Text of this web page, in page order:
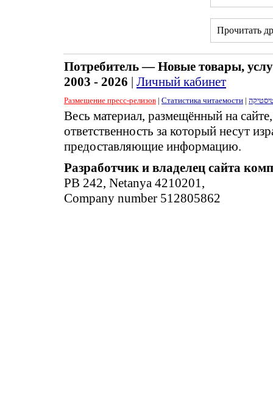
Прочитать
Потребитель — Новые товары,
2003 - 2026 | Личный кабинет
Размещение пресс-релизов | Статистика читаемости |
Весь материал, размещённый на
ответственность за который несут
предоставляющие информацию.
Разработчик и владелец сайта
PB 242, Netanya 4210201,
Company number 512805862